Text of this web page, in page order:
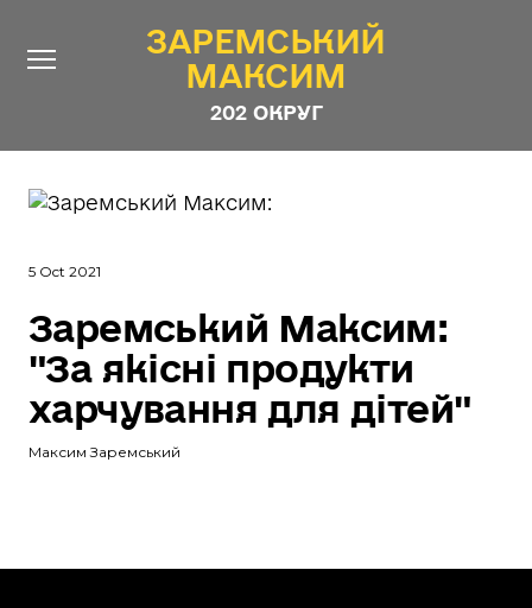
ЗАРЕМСЬКИЙ
МАКСИМ
202 ОКРУГ
ЗАРЕМСЬКИЙ
МАКСИМ
202 ОКРУГ
Контакти
Програма
Анонімні опитування
5 Oct 2021
Заремський Максим:
"За якісні продукти
харчування для дітей"
Максим Заремський